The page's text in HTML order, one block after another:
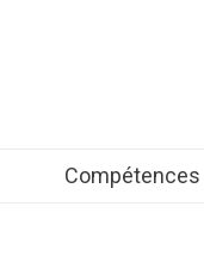
Compétences